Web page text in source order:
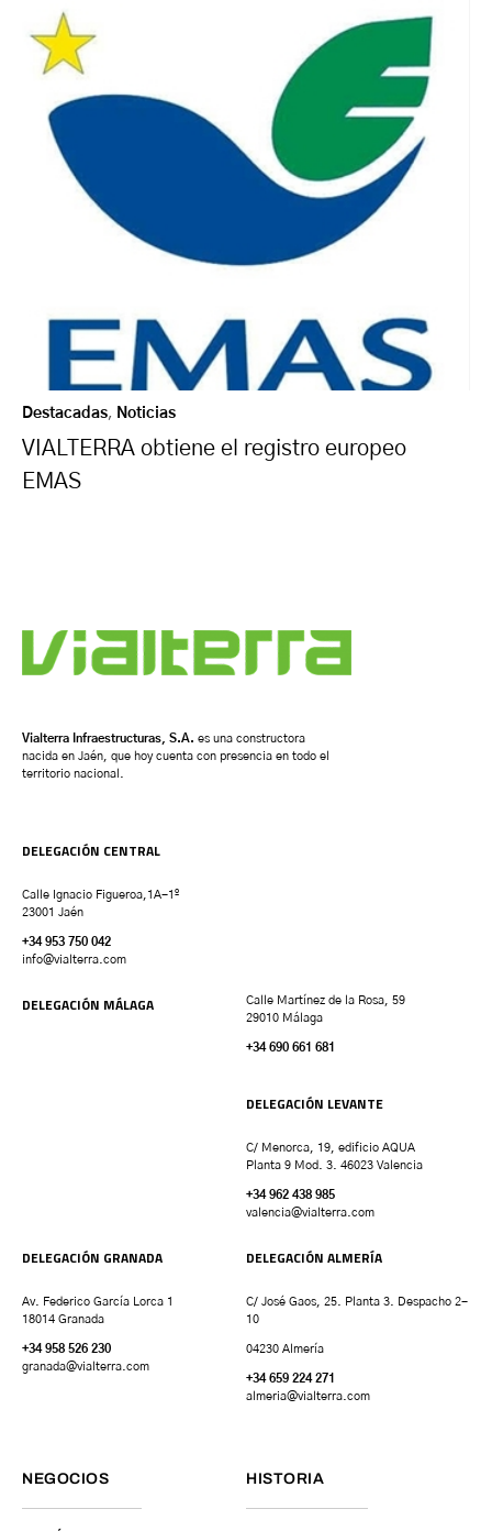
Destacadas, Noticias
VIALTERRA obtiene el registro europeo
EMAS
Vialterra Infraestructuras, S.A. es una constructora
nacida en Jaén, que hoy cuenta con presencia en todo el
territorio nacional.
DELEGACIÓN CENTRAL
Calle Ignacio Figueroa,1A-1º
23001 Jaén
+34 953 750 042
info@vialterra.com
DELEGACIÓN MÁLAGA
Calle Martínez de la Rosa, 59
29010 Málaga
+34 690 661 681
DELEGACIÓN LEVANTE
C/ Menorca, 19, edificio AQUA
Planta 9 Mod. 3. 46023 Valencia
+34 962 438 985
valencia@vialterra.com
DELEGACIÓN GRANADA
Av. Federico García Lorca 1
18014 Granada
+34 958 526 230
granada@vialterra.com
DELEGACIÓN ALMERÍA
C/ José Gaos, 25. Planta 3. Despacho 2-
10
04230 Almería
+34 659 224 271
almeria@vialterra.com
NEGOCIOS HISTORIA